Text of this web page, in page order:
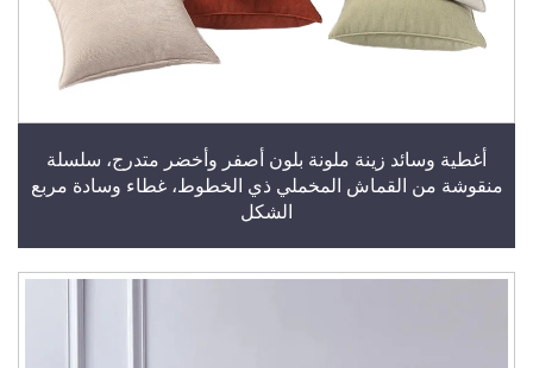
أغطية وسائد زينة ملونة بلون أصفر وأخضر متدرج، سلسلة
منقوشة من القماش المخملي ذي الخطوط، غطاء وسادة مربع
الشكل